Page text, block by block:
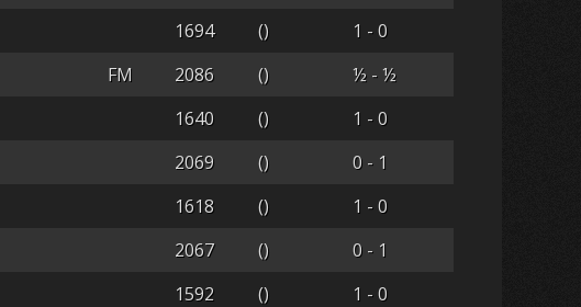
1694 ()
1 - 0
FM 2086 ()
½ - ½
1640 ()
1 - 0
2069 ()
0 - 1
1618 ()
1 - 0
2067 ()
0 - 1
1592 ()
1 - 0